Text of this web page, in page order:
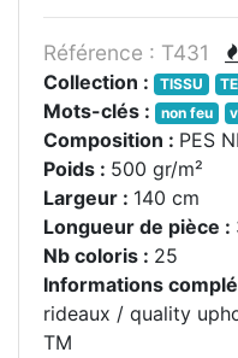
Référence : T431
Collection : TISSU
Mots-clés : non feu
Composition : PES
Poids : 500 gr/m²
Largeur : 140 cm
Longueur de pièce :
Nb coloris : 25
Informations
rideaux / quality
TM